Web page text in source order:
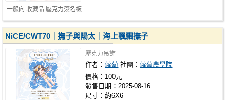
一般向 收藏品 壓克力簽名板
NiCE/CWT70｜撫子與陽太｜海上飄飄撫子
壓克力吊飾
作者：蘿蔔 社團：蘿蔔農學院
價格：100元
發售日期：2025-08-16
尺寸：約6X6